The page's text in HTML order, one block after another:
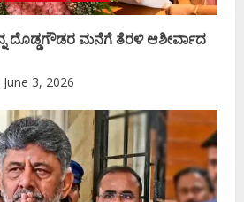
ದೊಡ್ಡಗೌಡರ ಮನೆಗೆ ತೆರಳಿ ಆಶೀರ್ವಾದ
June 3, 2026